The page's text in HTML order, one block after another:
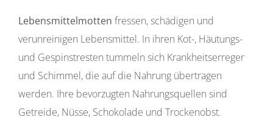
Lebensmittelmotten fressen, schädigen und
verunreinigen Lebensmittel. In ihren Kot-, Häutungs-
und Gespinstresten tummeln sich Krankheitserreger
und Schimmel, die auf die Nahrung übertragen
werden. Ihre bevorzugten Nahrungsquellen sind
Getreide, Nüsse, Schokolade und Trockenobst.